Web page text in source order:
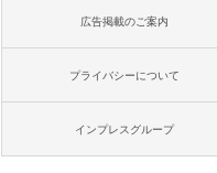
広告掲載のご案内
プライバシーについて
インプレスグループ